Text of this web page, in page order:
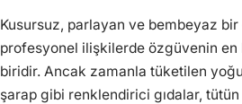
Kusursuz, parlayan ve bembeyaz
profesyonel ilişkilerde özgüvenin
biridir. Ancak zamanla tüketilen
şarap gibi renklendirici gıdalar, tütün